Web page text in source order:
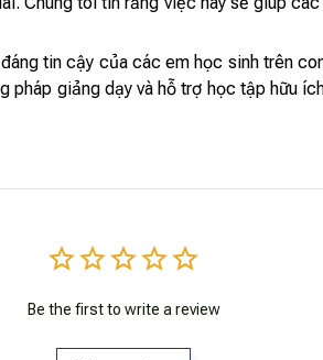
tin cậy của các em học sinh trên
pháp giảng dạy và hỗ trợ học tập hữu
Be the first to write a review